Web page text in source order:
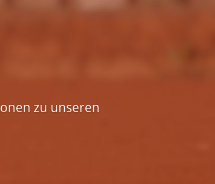
zu unseren